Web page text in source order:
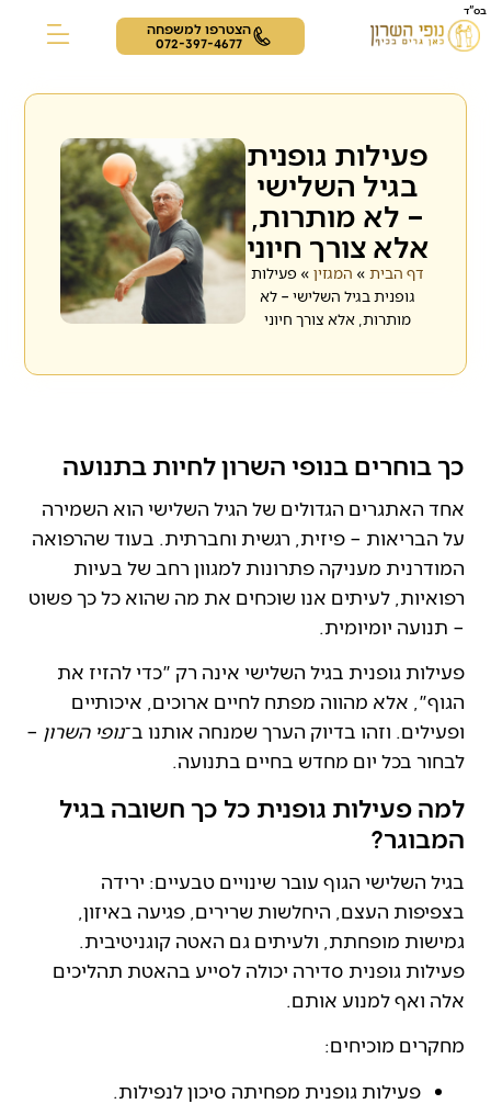
בס"ד
הצטרפו למשפחה
072-397-4677
פעילות גופנית
בגיל השלישי
– לא מותרות,
אלא צורך חיוני
דף הבית» המגזין» פעילות
גופנית בגיל השלישי – לא
מותרות, אלא צורך חיוני
כך בוחרים בנופי השרון לחיות בתנועה
אחד האתגרים הגדולים של הגיל השלישי הוא השמירה
על הבריאות – פיזית, רגשית וחברתית. בעוד שהרפואה
המודרנית מעניקה פתרונות למגוון רחב של בעיות
רפואיות, לעיתים אנו שוכחים את מה שהוא כל כך פשוט
– תנועה יומיומית.
פעילות גופנית בגיל השלישי אינה רק "כדי להזיז את
הגוף", אלא מהווה מפתח לחיים ארוכים, איכותיים
ופעילים. וזהו בדיוק הערך שמנחה אותנו ב־נופי השרון –
לבחור בכל יום מחדש בחיים בתנועה.
למה פעילות גופנית כל כך חשובה בגיל
המבוגר?
בגיל השלישי הגוף עובר שינויים טבעיים: ירידה
בצפיפות העצם, היחלשות שרירים, פגיעה באיזון,
גמישות מופחתת, ולעיתים גם האטה קוגניטיבית.
פעילות גופנית סדירה יכולה לסייע בהאטת תהליכים
אלה ואף למנוע אותם.
מחקרים מוכיחים:
פעילות גופנית מפחיתה סיכון לנפילות.